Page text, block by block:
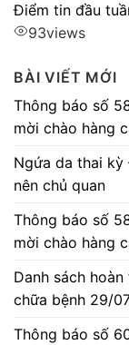
Điểm tin đầu
93views
BÀI VIẾT MỚI
Thông báo số
mời chào hàng
Ngứa da thai kỳ
nên chủ quan
Thông báo số
mời chào hàng
Danh sách
chữa bệnh 29/
Thông báo số